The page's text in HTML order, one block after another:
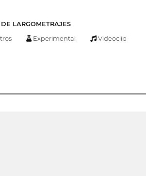
LARGOMETRAJES
Experimental Videoclip